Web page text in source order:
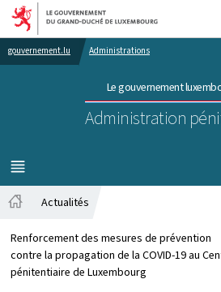
Aller au menu
Aller au contenu
gouvernement.lu Administrations
Le gouvernement
Administration
MENU
PRINCIPAL
Actualités
Renforcement des mesures de prévention
contre la propagation de la COVID-19 au
pénitentiaire de Luxembourg